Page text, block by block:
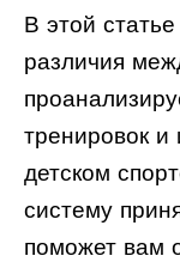
В этой
различия
тренировок и
детском
систему
поможет вам